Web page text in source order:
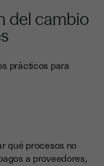
del cambio
prácticos para
qué procesos no
a proveedores,